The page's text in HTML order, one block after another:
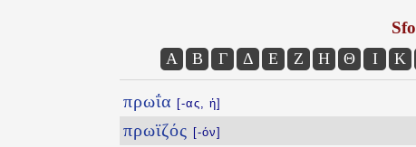
Α Β Γ Δ Ε Ζ Η Θ Ι Κ
πρωΐα [-ας, ἡ]
πρωϊζός [-όν]